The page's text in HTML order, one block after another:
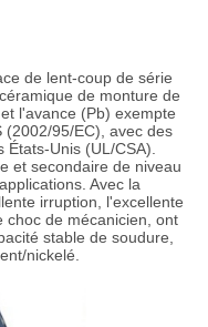
de lent-coup de série
de monture de
l'avance (Pb) exempte
(2002/95/EC), avec des
États-Unis (UL/CSA).
et secondaire de niveau
Avec la
irruption, l'excellente
choc de mécanicien, ont
stable de soudure,
nickelé.